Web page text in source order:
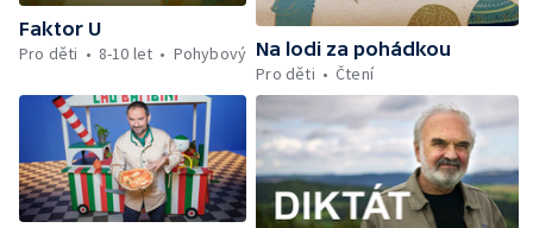
Faktor U
Pro děti
8-10 let Pohybový Na lodi za pohádkou
Pro děti
Čtení